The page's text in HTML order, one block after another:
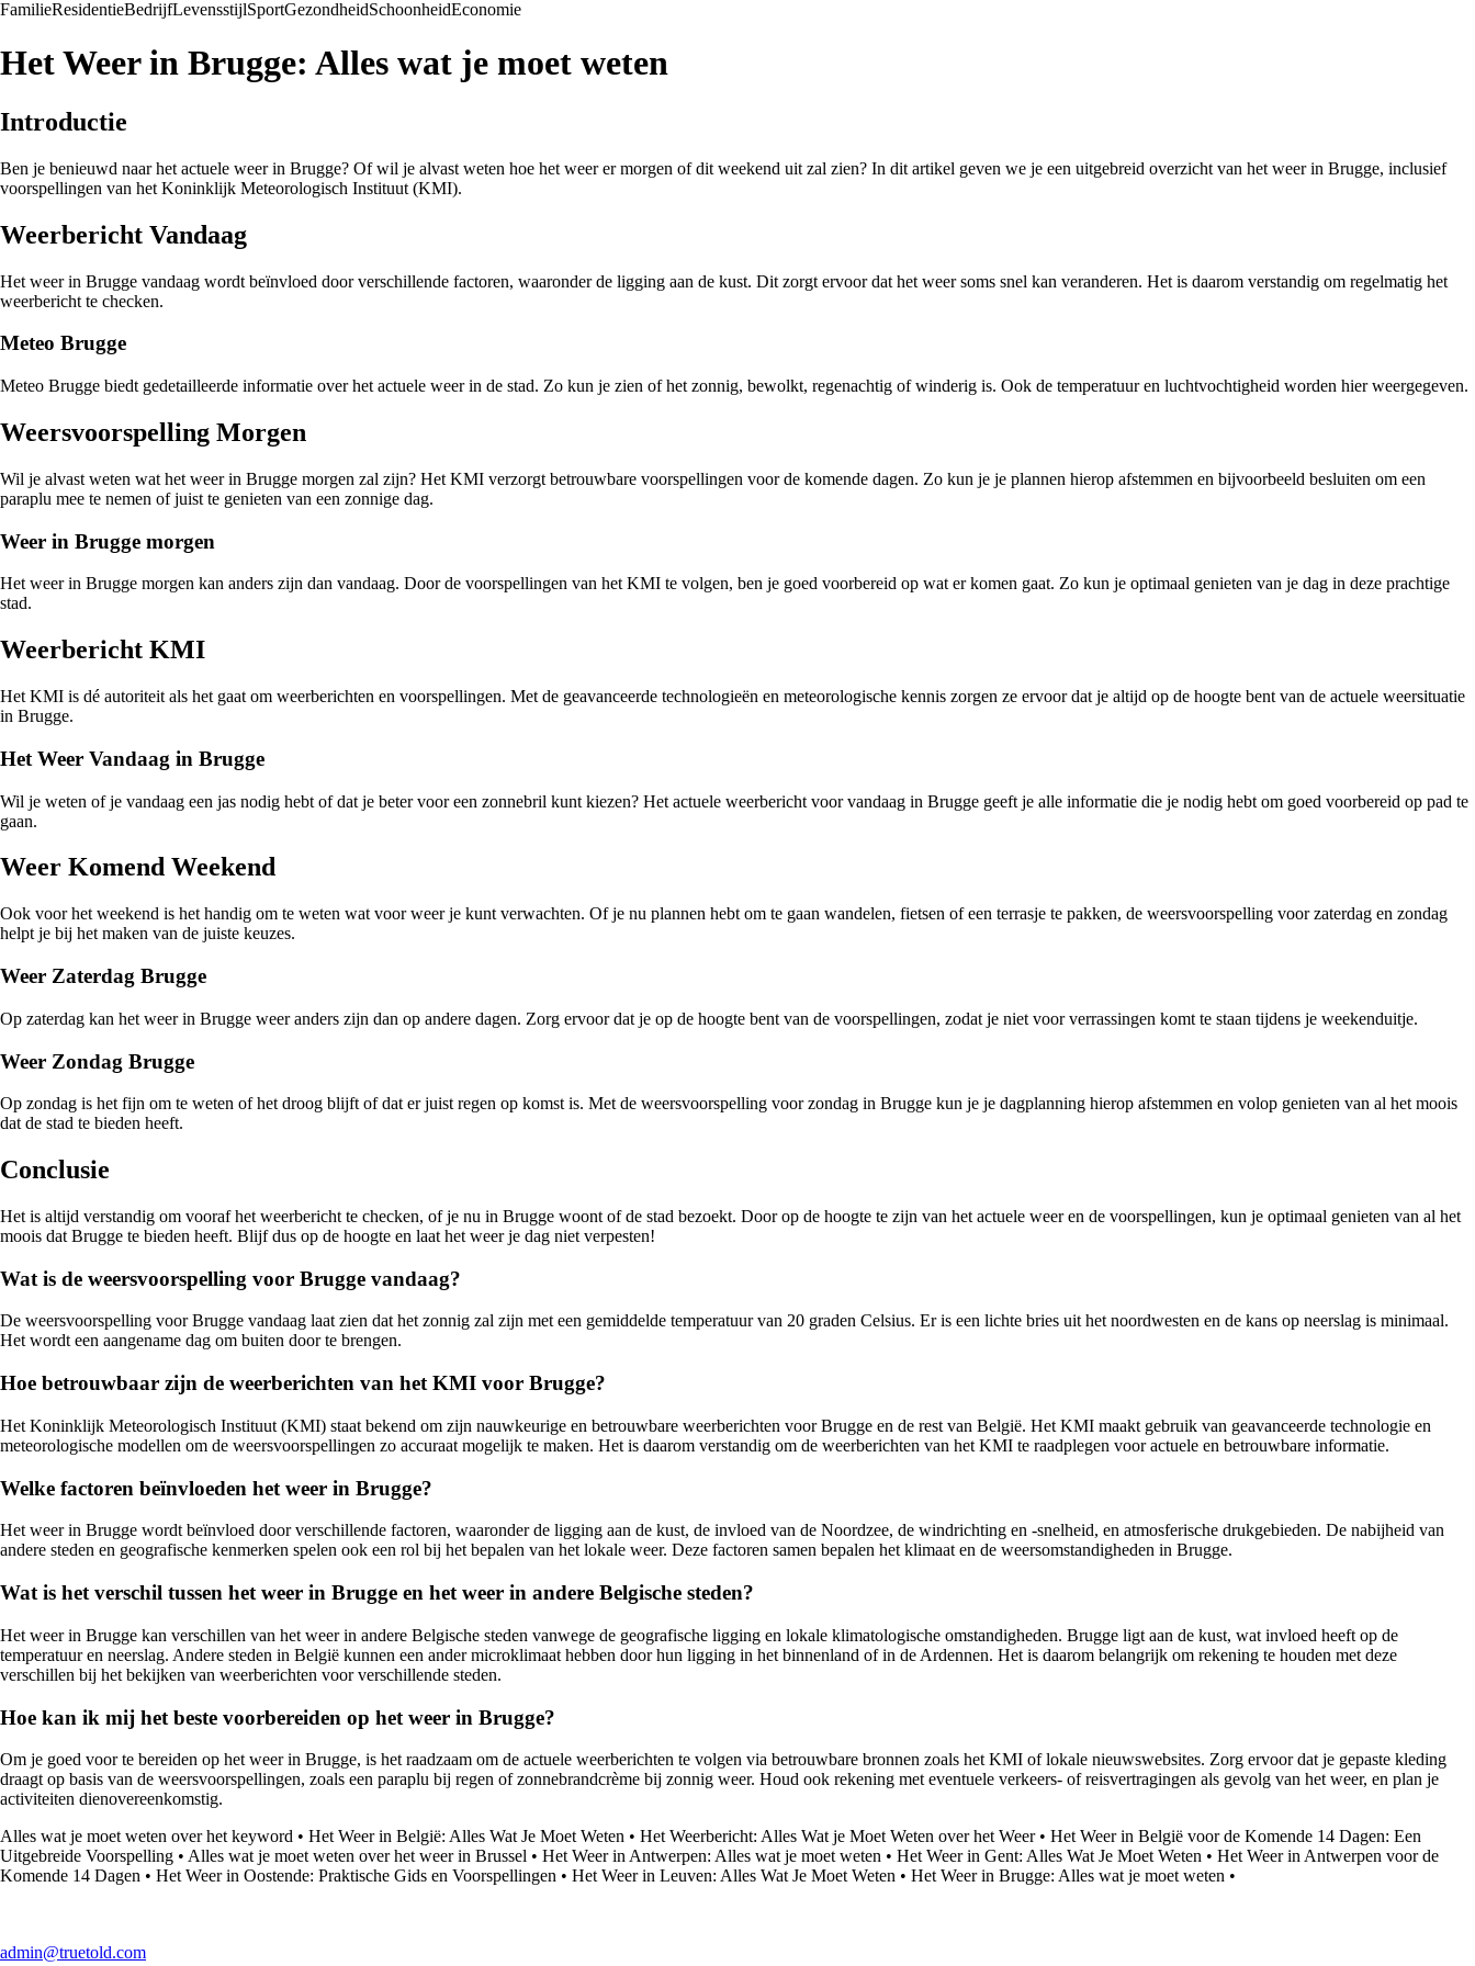
FamilieResidentieBedrijfLevensstijlSportGezondheidSchoonheidEconomie
Het Weer in Brugge: Alles wat je moet weten
Introductie
Ben je benieuwd naar het actuele weer in Brugge? Of wil je alvast weten hoe het weer er morgen of dit weekend uit zal zien? In dit artikel geven we je een uitgebreid overzicht van het weer in Brugge, inclusief
voorspellingen van het Koninklijk Meteorologisch Instituut (KMI).
Weerbericht Vandaag
Het weer in Brugge vandaag wordt beïnvloed door verschillende factoren, waaronder de ligging aan de kust. Dit zorgt ervoor dat het weer soms snel kan veranderen. Het is daarom verstandig om regelmatig het
weerbericht te checken.
Meteo Brugge
Meteo Brugge biedt gedetailleerde informatie over het actuele weer in de stad. Zo kun je zien of het zonnig, bewolkt, regenachtig of winderig is. Ook de temperatuur en luchtvochtigheid worden hier weergegeven.
Weersvoorspelling Morgen
Wil je alvast weten wat het weer in Brugge morgen zal zijn? Het KMI verzorgt betrouwbare voorspellingen voor de komende dagen. Zo kun je je plannen hierop afstemmen en bijvoorbeeld besluiten om een
paraplu mee te nemen of juist te genieten van een zonnige dag.
Weer in Brugge morgen
Het weer in Brugge morgen kan anders zijn dan vandaag. Door de voorspellingen van het KMI te volgen, ben je goed voorbereid op wat er komen gaat. Zo kun je optimaal genieten van je dag in deze prachtige
stad.
Weerbericht KMI
Het KMI is dé autoriteit als het gaat om weerberichten en voorspellingen. Met de geavanceerde technologieën en meteorologische kennis zorgen ze ervoor dat je altijd op de hoogte bent van de actuele weersituatie
in Brugge.
Het Weer Vandaag in Brugge
Wil je weten of je vandaag een jas nodig hebt of dat je beter voor een zonnebril kunt kiezen? Het actuele weerbericht voor vandaag in Brugge geeft je alle informatie die je nodig hebt om goed voorbereid op pad te
gaan.
Weer Komend Weekend
Ook voor het weekend is het handig om te weten wat voor weer je kunt verwachten. Of je nu plannen hebt om te gaan wandelen, fietsen of een terrasje te pakken, de weersvoorspelling voor zaterdag en zondag
helpt je bij het maken van de juiste keuzes.
Weer Zaterdag Brugge
Op zaterdag kan het weer in Brugge weer anders zijn dan op andere dagen. Zorg ervoor dat je op de hoogte bent van de voorspellingen, zodat je niet voor verrassingen komt te staan tijdens je weekenduitje.
Weer Zondag Brugge
Op zondag is het fijn om te weten of het droog blijft of dat er juist regen op komst is. Met de weersvoorspelling voor zondag in Brugge kun je je dagplanning hierop afstemmen en volop genieten van al het moois
dat de stad te bieden heeft.
Conclusie
Het is altijd verstandig om vooraf het weerbericht te checken, of je nu in Brugge woont of de stad bezoekt. Door op de hoogte te zijn van het actuele weer en de voorspellingen, kun je optimaal genieten van al het
moois dat Brugge te bieden heeft. Blijf dus op de hoogte en laat het weer je dag niet verpesten!
Wat is de weersvoorspelling voor Brugge vandaag?
De weersvoorspelling voor Brugge vandaag laat zien dat het zonnig zal zijn met een gemiddelde temperatuur van 20 graden Celsius. Er is een lichte bries uit het noordwesten en de kans op neerslag is minimaal.
Het wordt een aangename dag om buiten door te brengen.
Hoe betrouwbaar zijn de weerberichten van het KMI voor Brugge?
Het Koninklijk Meteorologisch Instituut (KMI) staat bekend om zijn nauwkeurige en betrouwbare weerberichten voor Brugge en de rest van België. Het KMI maakt gebruik van geavanceerde technologie en
meteorologische modellen om de weersvoorspellingen zo accuraat mogelijk te maken. Het is daarom verstandig om de weerberichten van het KMI te raadplegen voor actuele en betrouwbare informatie.
Welke factoren beïnvloeden het weer in Brugge?
Het weer in Brugge wordt beïnvloed door verschillende factoren, waaronder de ligging aan de kust, de invloed van de Noordzee, de windrichting en -snelheid, en atmosferische drukgebieden. De nabijheid van
andere steden en geografische kenmerken spelen ook een rol bij het bepalen van het lokale weer. Deze factoren samen bepalen het klimaat en de weersomstandigheden in Brugge.
Wat is het verschil tussen het weer in Brugge en het weer in andere Belgische steden?
Het weer in Brugge kan verschillen van het weer in andere Belgische steden vanwege de geografische ligging en lokale klimatologische omstandigheden. Brugge ligt aan de kust, wat invloed heeft op de
temperatuur en neerslag. Andere steden in België kunnen een ander microklimaat hebben door hun ligging in het binnenland of in de Ardennen. Het is daarom belangrijk om rekening te houden met deze
verschillen bij het bekijken van weerberichten voor verschillende steden.
Hoe kan ik mij het beste voorbereiden op het weer in Brugge?
Om je goed voor te bereiden op het weer in Brugge, is het raadzaam om de actuele weerberichten te volgen via betrouwbare bronnen zoals het KMI of lokale nieuwswebsites. Zorg ervoor dat je gepaste kleding
draagt op basis van de weersvoorspellingen, zoals een paraplu bij regen of zonnebrandcrème bij zonnig weer. Houd ook rekening met eventuele verkeers- of reisvertragingen als gevolg van het weer, en plan je
activiteiten dienovereenkomstig.
Alles wat je moet weten over het keyword • Het Weer in België: Alles Wat Je Moet Weten • Het Weerbericht: Alles Wat je Moet Weten over het Weer• Het Weer in België voor de Komende 14 Dagen: Een
Uitgebreide Voorspelling • Alles wat je moet weten over het weer in Brussel • Het Weer in Antwerpen: Alles wat je moet weten • Het Weer in Gent: Alles Wat Je Moet Weten • Het Weer in Antwerpen voor de
Komende 14 Dagen • Het Weer in Oostende: Praktische Gids en Voorspellingen • Het Weer in Leuven: Alles Wat Je Moet Weten • Het Weer in Brugge: Alles wat je moet weten •
admin@truetold.com